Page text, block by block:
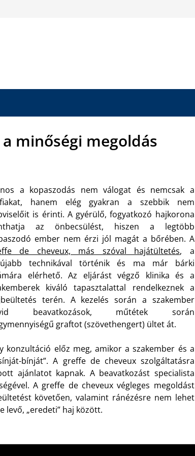
minőségi megoldás
a kopaszodás nem válogat és nemcsak a
hanem elég gyakran a szebbik nem
is érinti. A gyérülő, fogyatkozó hajkorona
az önbecsülést, hiszen a legtöbb
ember nem érzi jól magát a bőrében. A
de cheveux, más szóval hajátültetés, a
technikával történik és ma már bárki
elérhető. Az eljárást végző klinika és a
kiváló tapasztalattal rendelkeznek a
terén. A kezelés során a szakember
beavatkozások, műtétek során
graftot (szövethengert) ültet át.
konzultáció előz meg, amikor a szakember és a
bínját”. A greffe de cheveux szolgáltatásra
ajánlatot kapnak. A beavatkozást specialista
A greffe de cheveux végleges megoldást
követően, valamint ránézésre nem lehet
levő, „eredeti” haj között.